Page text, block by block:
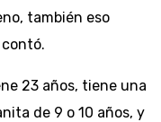
también eso
23 años, tiene una
de 9 o 10 años, y